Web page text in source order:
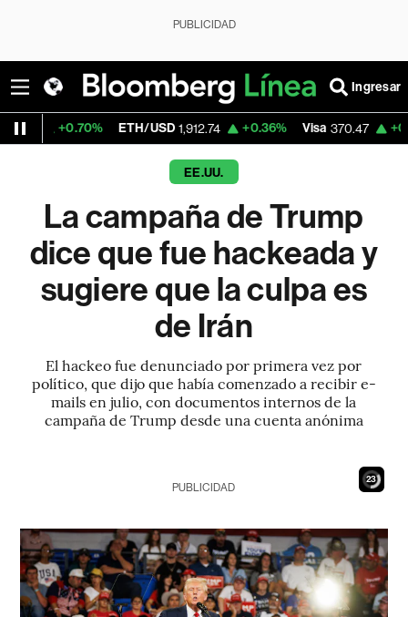
PUBLICIDAD
Ingresar
ETH/USD 1,912.74 +0.36% Visa 370.47 +0.52%
EE.UU.
La campaña de Trump
dice que fue hackeada y
sugiere que la culpa es
de Irán
El hackeo fue denunciado por primera vez por
político, que dijo que había comenzado a recibir e-
mails en julio, con documentos internos de la
campaña de Trump desde una cuenta anónima
22
PUBLICIDAD